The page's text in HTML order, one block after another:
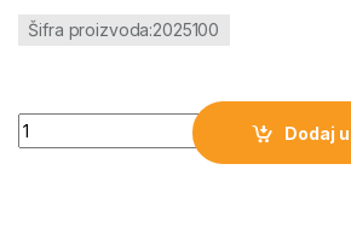
Šifra proizvoda:2025100
Led panel plastika ErikaR 12W
Dodaj